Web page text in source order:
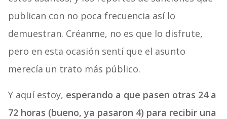
publican con no poca frecuencia así lo
demuestran. Créanme, no es que lo disfrute,
pero en esta ocasión sentí que el asunto
merecía un trato más público.
Y aquí estoy, esperando a que pasen otras 24 a
72 horas (bueno, ya pasaron 4) para recibir una